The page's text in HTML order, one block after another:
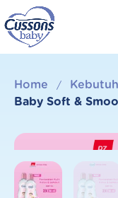
to
content
Home /
Baby Soft &